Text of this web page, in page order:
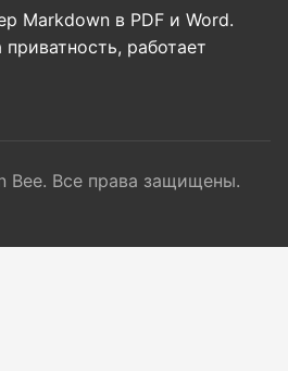
Markdown в PDF и Word.
работает
Bee. Все права защищены.